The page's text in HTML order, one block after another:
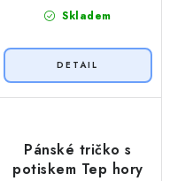
Skladem
Pánské tričko s
potiskem Tep hory